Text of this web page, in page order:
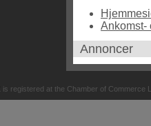
Ankomst-
Annoncer
is registered at the Chamber of Commerce